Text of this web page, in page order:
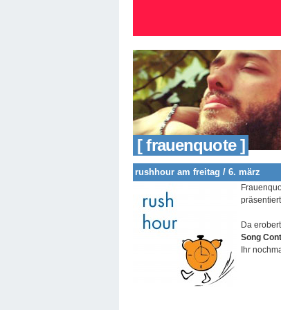
[ frauenquote ]
rushhour am freitag / 6. märz
Da
Song
Ihr